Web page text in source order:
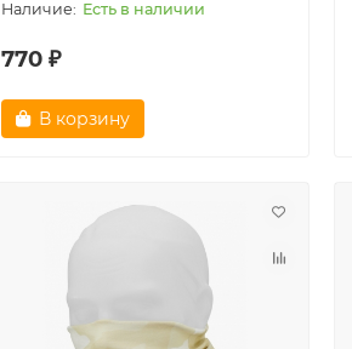
Есть в наличии
770 ₽
В корзину